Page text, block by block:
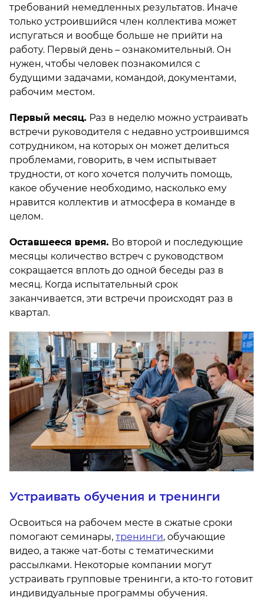
требований немедленных результатов. Иначе
только устроившийся член коллектива может
испугаться и вообще больше не прийти на
работу. Первый день – ознакомительный. Он
нужен, чтобы человек познакомился с
будущими задачами, командой, документами,
рабочим местом.
Первый месяц. Раз в неделю можно устраивать
встречи руководителя с недавно устроившимся
сотрудником, на которых он может делиться
проблемами, говорить, в чем испытывает
трудности, от кого хочется получить помощь,
какое обучение необходимо, насколько ему
нравится коллектив и атмосфера в команде в
целом.
Оставшееся время. Во второй и последующие
месяцы количество встреч с руководством
сокращается вплоть до одной беседы раз в
месяц. Когда испытательный срок
заканчивается, эти встречи происходят раз в
квартал.
Устраивать обучения и тренинги
Освоиться на рабочем месте в сжатые сроки
помогают семинары, тренинги, обучающие
видео, а также чат-боты с тематическими
рассылками. Некоторые компании могут
устраивать групповые тренинги, а кто-то готовит
индивидуальные программы обучения.